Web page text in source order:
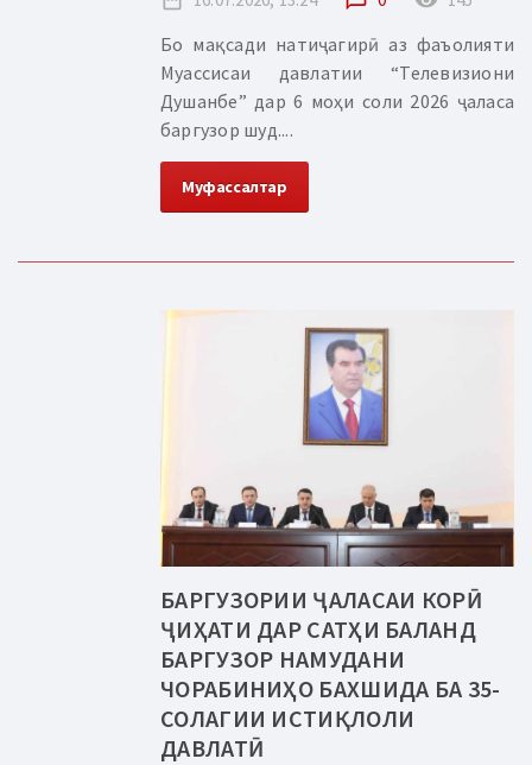
Бо мақсади натиҷагирӣ аз фаъолияти
Муассисаи давлатии “Телевизиони
Душанбе” дар 6 моҳи соли 2026 ҷаласа
баргузор шуд....
Муфассалтар
БАРГУЗОРИИ ҶАЛАСАИ КОРӢ
ҶИҲАТИ ДАР САТҲИ БАЛАНД
БАРГУЗОР НАМУДАНИ
ЧОРАБИНИҲО БАХШИДА БА 35-
СОЛАГИИ ИСТИҚЛОЛИ
ДАВЛАТӢ